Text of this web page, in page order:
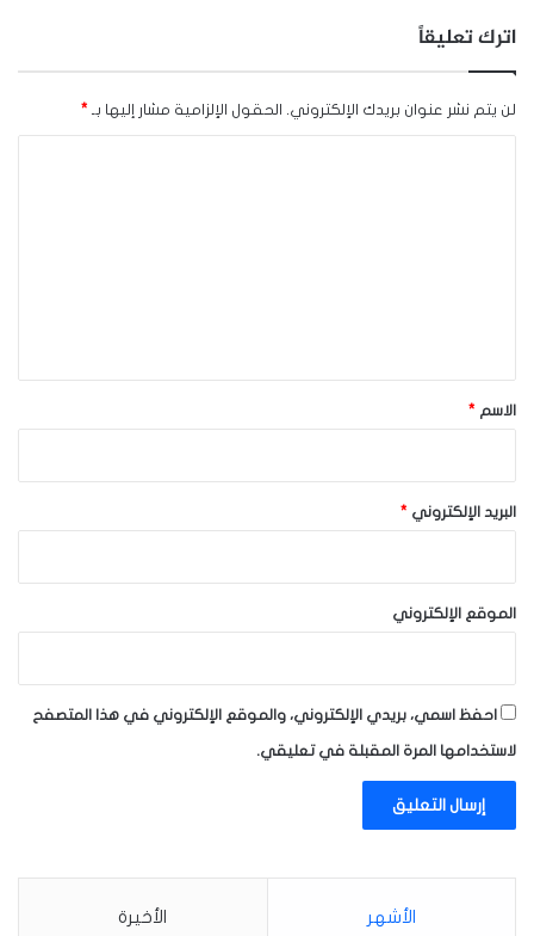
اترك تعليقاً
لن يتم نشر عنوان بريدك الإلكتروني. الحقول الإلزامية مشار إليها بـ *
*الاسم *
البريد الإلكتروني *
الموقع الإلكتروني
احفظ اسمي، بريدي الإلكتروني، والموقع الإلكتروني في هذا المتصفح
لاستخدامها المرة المقبلة في تعليقي.
الأشهر الأخيرة